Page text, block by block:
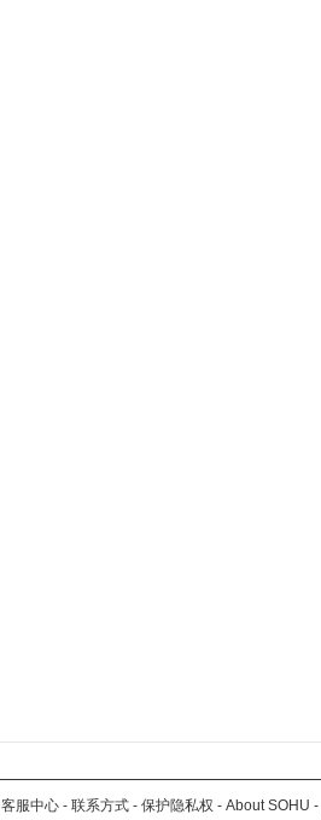
客服中心 - 联系方式 - 保护隐私权 - About SOHU -